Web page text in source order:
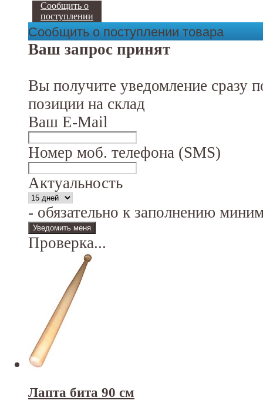
Сообщить о
поступлении
Сообщить о поступлении товара
Ваш запрос принят
Вы получите уведомление сразу
позиции на склад
Ваш E-Mail
Номер моб. телефона (SMS)
Актуальность
- обязательно к заполнению
Проверка...
Лапта бита 90 см